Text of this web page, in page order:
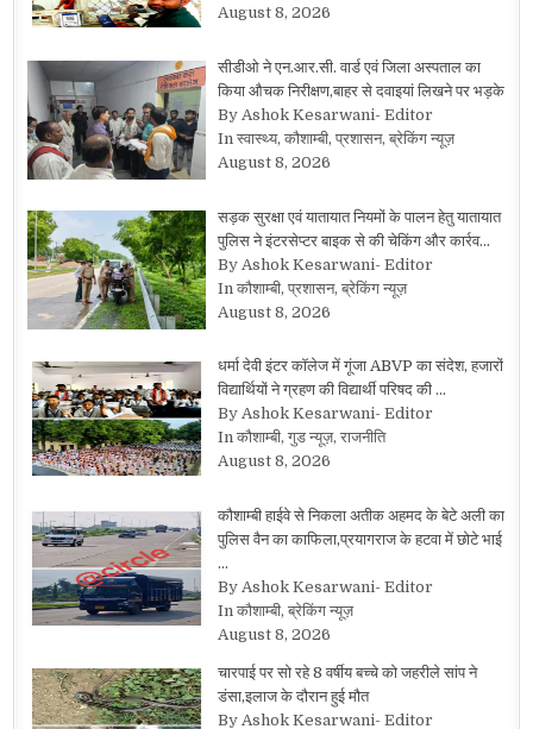
August 8, 2026
सीडीओ ने एन.आर.सी. वार्ड एवं जिला अस्पताल का
किया औचक निरीक्षण,बाहर से दवाइयां लिखने पर भड़के
By Ashok Kesarwani- Editor
In स्वास्थ्य, कौशाम्बी, प्रशासन, ब्रेकिंग न्यूज़
August 8, 2026
सड़क सुरक्षा एवं यातायात नियमों के पालन हेतु यातायात
पुलिस ने इंटरसेप्टर बाइक से की चेकिंग और कार्रव…
By Ashok Kesarwani- Editor
In कौशाम्बी, प्रशासन, ब्रेकिंग न्यूज़
August 8, 2026
धर्मा देवी इंटर कॉलेज में गूंजा ABVP का संदेश, हजारों
विद्यार्थियों ने ग्रहण की विद्यार्थी परिषद की …
By Ashok Kesarwani- Editor
In कौशाम्बी, गुड न्यूज़, राजनीति
August 8, 2026
कौशाम्बी हाईवे से निकला अतीक अहमद के बेटे अली का
पुलिस वैन का काफिला,प्रयागराज के हटवा में छोटे भाई
…
By Ashok Kesarwani- Editor
In कौशाम्बी, ब्रेकिंग न्यूज़
August 8, 2026
चारपाई पर सो रहे 8 वर्षीय बच्चे को जहरीले सांप ने
डंसा,इलाज के दौरान हुई मौत
By Ashok Kesarwani- Editor